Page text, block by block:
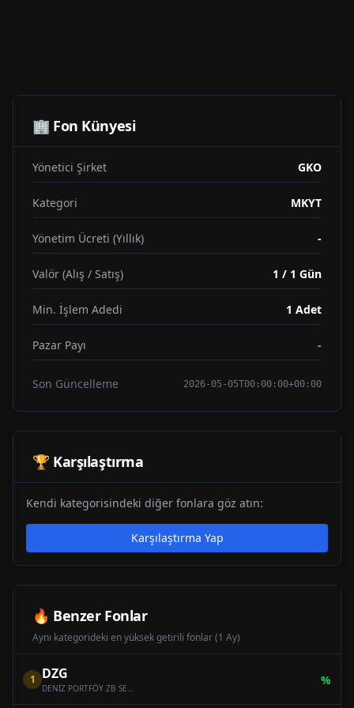
🏢 Fon Künyesi
Yönetici Şirket GKO
Kategori MKYT
Yönetim Ücreti (Yıllık) -
Valör (Alış / Satış) 1 / 1 Gün
Min. İşlem Adedi 1 Adet
Pazar Payı -
Son Güncelleme 2026-05-05T00:00:00+00:00
🏆 Karşılaştırma
Kendi kategorisindeki diğer fonlara göz atın:
Karşılaştırma Yap
🔥 Benzer Fonlar
Aynı kategorideki en yüksek getirili fonlar (1 Ay)
1 DZG
DENİZ PORTFÖY ZB SERBEST (DÖVİZ) ÖZEL FON
%